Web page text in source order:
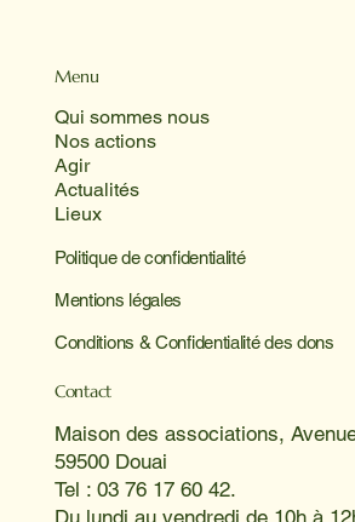
Menu
Qui sommes nous
Nos actions
Agir
Actualités
Lieux
Politique de confidentialité
Mentions légales
Conditions & Confidentialité des dons
Contact
Maison des associations,
59500 Douai
Tel : 03 76 17 60 42.